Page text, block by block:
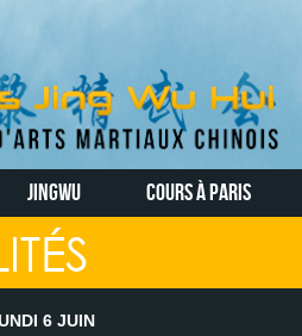
JINGWU COURS À PARIS
6 JUIN